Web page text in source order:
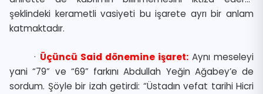
şeklindeki kerametli vasiyeti bu işarete ayrı bir anlam
katmaktadır.
· Üçüncü Said dönemine işaret: Aynı meseleyi
yani “79” ve “69” farkını Abdullah Yeğin Ağabey’e de
sordum. Şöyle bir izah getirdi: “Üstadın vefat tarihi Hicri